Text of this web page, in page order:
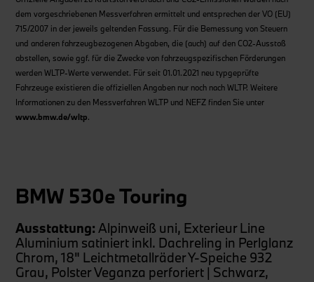
dem vorgeschriebenen Messverfahren ermittelt und entsprechen der VO (EU)
715/2007 in der jeweils geltenden Fassung. Für die Bemessung von Steuern
und anderen fahrzeugbezogenen Abgaben, die (auch) auf den CO2-Ausstoß
abstellen, sowie ggf. für die Zwecke von fahrzeugspezifischen Förderungen
werden WLTP-Werte verwendet. Für seit 01.01.2021 neu typgeprüfte
Fahrzeuge existieren die offiziellen Angaben nur noch nach WLTP. Weitere
Informationen zu den Messverfahren WLTP und NEFZ finden Sie unter
www.bmw.de/wltp.
BMW 530e Touring
Ausstattung:Alpinweiß uni, Exterieur Line
Aluminium satiniert inkl. Dachreling in Perlglanz
Chrom, 18" Leichtmetallräder Y-Speiche 932
Grau, Polster Veganza perforiert | Schwarz,